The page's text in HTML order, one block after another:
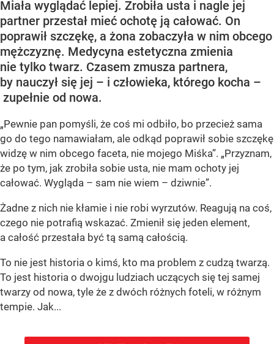
Miała wyglądać lepiej. Zrobiła usta i nagle jej
partner przestał mieć ochotę ją całować. On
poprawił szczękę, a żona zobaczyła w nim obcego
mężczyznę. Medycyna estetyczna zmienia
nie tylko twarz. Czasem zmusza partnera,
by nauczył się jej – i człowieka, którego kocha –
zupełnie od nowa.
„Pewnie pan pomyśli, że coś mi odbiło, bo przecież sama
go do tego namawiałam, ale odkąd poprawił sobie szczękę
widzę w nim obcego faceta, nie mojego Miśka”. „Przyznam,
że po tym, jak zrobiła sobie usta, nie mam ochoty jej
całować. Wygląda – sam nie wiem – dziwnie”.
Żadne z nich nie kłamie i nie robi wyrzutów. Reagują na coś,
czego nie potrafią wskazać. Zmienił się jeden element,
a całość przestała być tą samą całością.
To nie jest historia o kimś, kto ma problem z cudzą twarzą.
To jest historia o dwojgu ludziach uczących się tej samej
twarzy od nowa, tyle że z dwóch różnych foteli, w różnym
tempie. Jak...